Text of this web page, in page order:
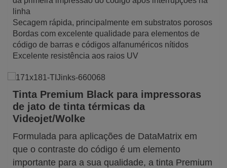
linha
Secagem rápida, principalmente em substratos porosos
Bordas com excelente qualidade para elementos de
código de barras e códigos alfanuméricos nítidos
Excelente resistência aos raios UV
Tinta Premium Black para impressoras
de jato de tinta térmicas da
Videojet/Wolke
Formulada para aplicações de DataMatrix em
que o contraste do código é um elemento
importante para a sua qualidade, a tinta Premium